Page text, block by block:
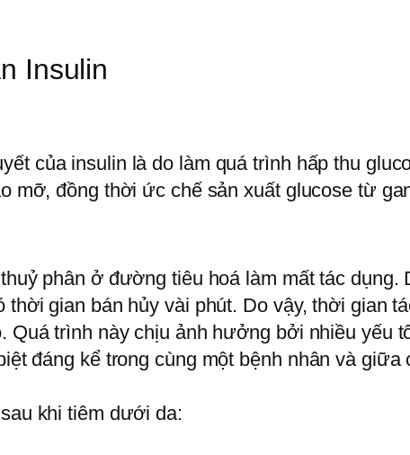
Insulin
của insulin là do làm quá trình hấp thu
mỡ, đồng thời ức chế sản xuất glucose từ
phân ở đường tiêu hoá làm mất tác
thời gian bán hủy vài phút. Do vậy, thời gian
Quá trình này chịu ảnh hưởng bởi nhiều yếu
đáng kể trong cùng một bệnh nhân và giữa
khi tiêm dưới da: